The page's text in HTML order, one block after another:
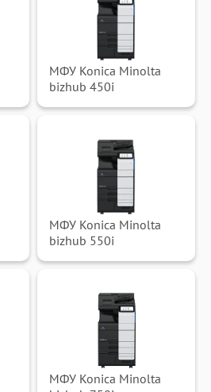
МФУ Konica Minolta
bizhub 450i
МФУ Konica Minolta
bizhub 550i
МФУ Konica Minolta